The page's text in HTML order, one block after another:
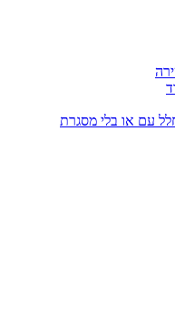
עם או בלי מסגרת